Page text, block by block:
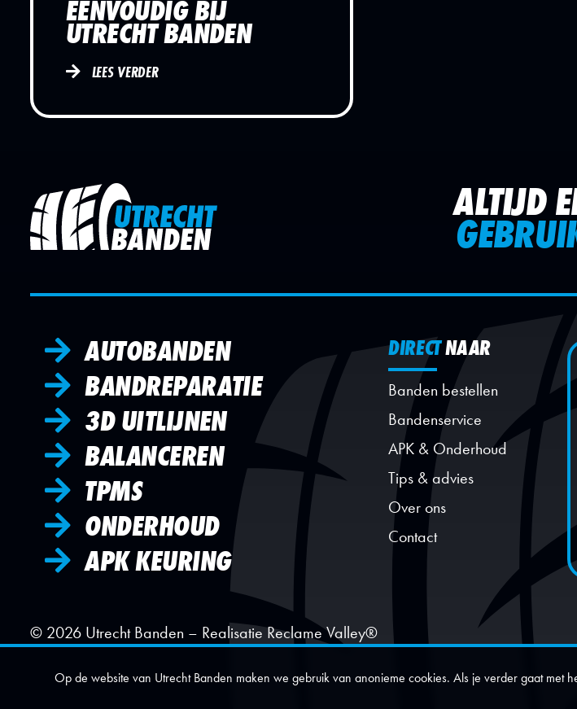
EENVOUDIG BIJ
UTRECHT BANDEN
LEES VERDER
ALTIJD
AUTOBANDEN
BANDREPARATIE
3D UITLIJNEN
BALANCEREN
TPMS
ONDERHOUD
APK KEURING
DIRECTNAAR
Banden bestellen
Bandenservice
APK & Onderhoud
Tips & advies
Over ons
Contact
© 2026 Utrecht Banden – RealisatieReclame Valley®
Op de website van Utrecht Banden maken we gebruik van anonieme cookies. Als je verder gaat met